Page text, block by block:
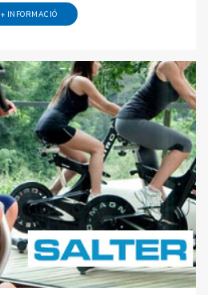
+ INFORMACIÓ